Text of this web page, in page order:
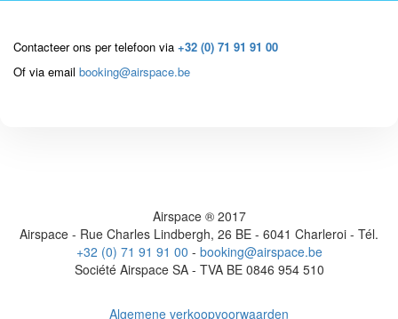
Contacteer ons per telefoon via +32 (0) 71 91 91 00
Of via email booking@airspace.be
Airspace ® 2017
Airspace - Rue Charles Lindbergh, 26 BE - 6041 Charleroi - Tél.
+32 (0) 71 91 91 00 - booking@airspace.be
Société Airspace SA - TVA BE 0846 954 510
Algemene verkoopvoorwaarden